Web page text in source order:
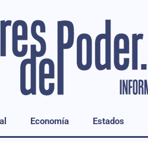
Economía Estados